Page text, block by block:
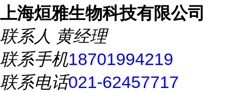
上海烜雅生物科技有限公司
联系人 黄经理
联系手机18701994219
联系电话021-62457717